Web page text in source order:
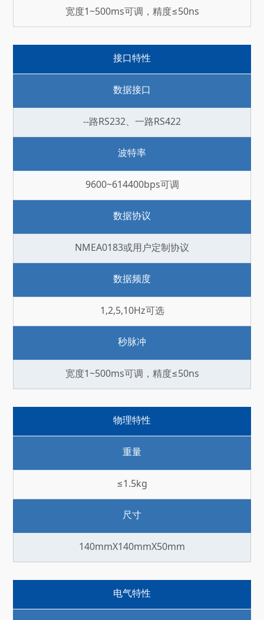
宽度1~500ms可调，精度≤50ns
接口特性
数据接口
--路RS232、一路RS422
波特率
9600~614400bps可调
数据协议
NMEA0183或用户定制协议
数据频度
1,2,5,10Hz可选
秒脉冲
宽度1~500ms可调，精度≤50ns
物理特性
重量
≤1.5kg
尺寸
140mmX140mmX50mm
电气特性